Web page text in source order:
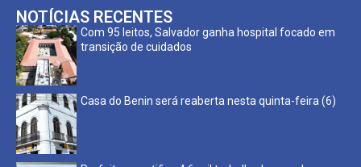
NOTÍCIAS RECENTES
Com 95 leitos, Salvador ganha hospital focado em
transição de cuidados
Casa do Benin será reaberta nesta quinta-feira (6)